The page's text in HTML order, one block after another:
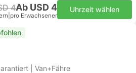
4Ab USD 4
pro Erwachsener
Uhrzeit wählen
| Van+Fähre